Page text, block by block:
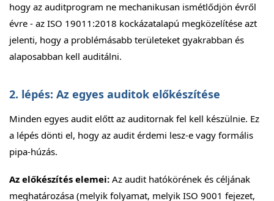
hogy az auditprogram ne mechanikusan ismétlődjön évről
évre - az ISO 19011:2018 kockázatalapú megközelítése azt
jelenti, hogy a problémásabb területeket gyakrabban és
alaposabban kell auditálni.
2. lépés: Az egyes auditok előkészítése
Minden egyes audit előtt az auditornak fel kell készülnie. Ez
a lépés dönti el, hogy az audit érdemi lesz-e vagy formális
pipa-húzás.
Az előkészítés elemei: Az audit hatókörének és céljának
meghatározása (melyik folyamat, melyik ISO 9001 fejezet,